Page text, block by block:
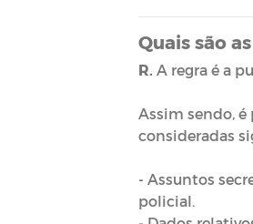
Quais são
R. A regra é a
Assim sendo,
consideradas
- Assuntos
policial.